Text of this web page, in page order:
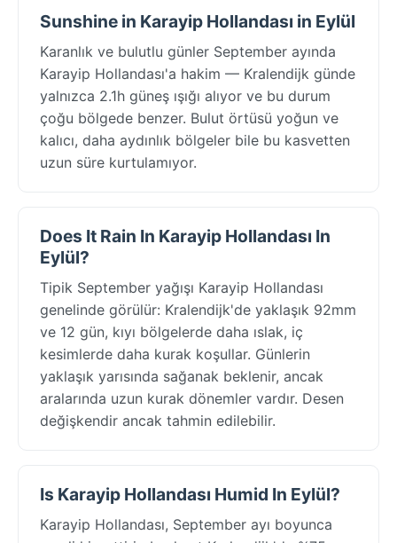
Sunshine in Karayip Hollandası in Eylül
Karanlık ve bulutlu günler September ayında
Karayip Hollandası'a hakim — Kralendijk günde
yalnızca 2.1h güneş ışığı alıyor ve bu durum
çoğu bölgede benzer. Bulut örtüsü yoğun ve
kalıcı, daha aydınlık bölgeler bile bu kasvetten
uzun süre kurtulamıyor.
Does It Rain In Karayip Hollandası In
Eylül?
Tipik September yağışı Karayip Hollandası
genelinde görülür: Kralendijk'de yaklaşık 92mm
ve 12 gün, kıyı bölgelerde daha ıslak, iç
kesimlerde daha kurak koşullar. Günlerin
yaklaşık yarısında sağanak beklenir, ancak
aralarında uzun kurak dönemler vardır. Desen
değişkendir ancak tahmin edilebilir.
Is Karayip Hollandası Humid In Eylül?
Karayip Hollandası, September ayı boyunca